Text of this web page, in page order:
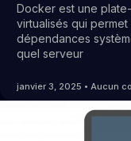
Docker est une
virtualisés qui
dépendances
quel serveur
janvier 3, 2025 Aucun